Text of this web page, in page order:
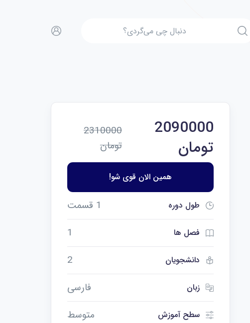
2090000
تومان
2310000
تومان
همین الان قوی شو!
طول دوره 1 قسمت
فصل ها 1
دانشجویان 2
زبان فارسی
سطح آموزش متوسط